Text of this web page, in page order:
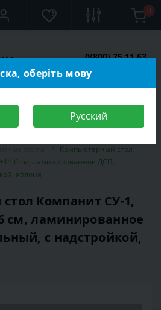
0
0(800) 75 11 63
Компьютерный стол
см, ламинированное ДСП,
яблоня
Компанит СУ-1,
см, ламинированное
с надстройкой,
оберіть мову
Русский